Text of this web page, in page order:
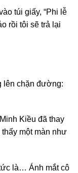
túi giấy, “Phi lễ
rồi tôi sẽ trả lại
lên chặn đường:
Kiều đã thay
một màn như
là… Ánh mắt cô